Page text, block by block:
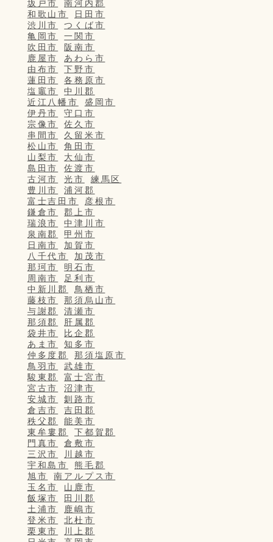
坂戸市
南河内郡
和歌山市
日田市
渋川市
つくば市
亀岡市
一関市
吹田市
阪南市
鹿屋市
あわら市
由布市
下野市
蓮田市
各務原市
塩竈市
中川郡
近江八幡市
盛岡市
伊丹市
守口市
宗像市
佐久市
串間市
久留米市
松山市
角田市
山梨市
大仙市
島田市
佐渡市
古河市
光市
練馬区
豊川市
浦河郡
富士吉田市
彦根市
鎌倉市
郡上市
瑞浪市
中津川市
泉南郡
甲州市
日南市
加賀市
八千代市
加茂市
那珂市
明石市
周南市
足利市
中新川郡
鳥栖市
藤枝市
那須烏山市
与謝郡
清瀬市
那須郡
肝属郡
袋井市
比企郡
あま市
知多市
仲多度郡
那須塩原市
鳥羽市
武雄市
駿東郡
富士宮市
宮古市
沼津市
安城市
釧路市
倉吉市
吉田郡
秩父郡
能美市
東牟婁郡
下都賀郡
門真市
倉敷市
三沢市
川越市
宇和島市
熊毛郡
旭市
南アルプス市
玉名市
山鹿市
飯塚市
田川郡
土浦市
鹿嶋市
登米市
北杜市
栗東市
川上郡